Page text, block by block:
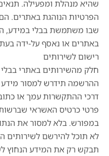
שהיא מנהלת ומפעילה.
הפרטיות הנוהגת באתרים.
שבו משתמשת בבלי במידע,
באתרים או נאסף על-ידה
רישום לשירותים
חלק מהשירותים באתרי
ההרשמה תידרש למסור
דרכי ההתקשרות עמך או
פרטי כרטיס האשראי
במפורש. בלא למסור את
לא תוכל להירשם לשירותים
תבקש רק את המידע הנחוץ